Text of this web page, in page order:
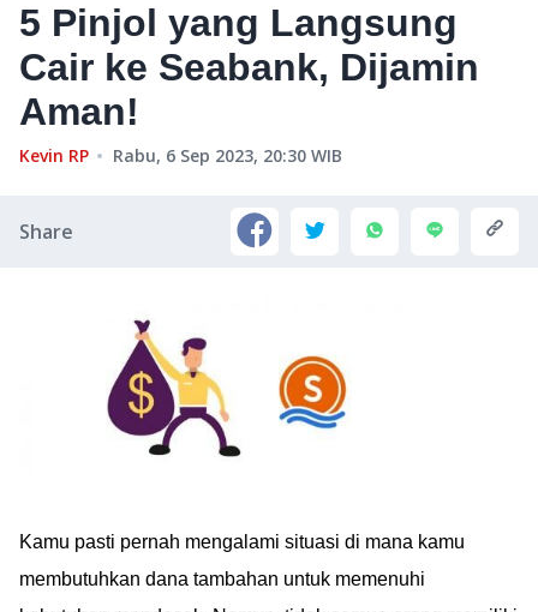
5 Pinjol yang Langsung
Cair ke Seabank, Dijamin
Aman!
Kevin RP Rabu, 6 Sep 2023, 20:30 WIB
Share
Kamu pasti pernah mengalami situasi di mana kamu
membutuhkan dana tambahan untuk memenuhi